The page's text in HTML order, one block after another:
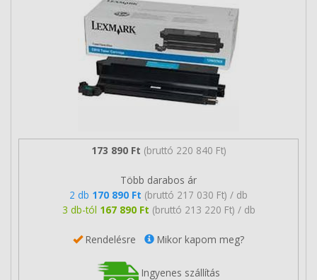
173 890 Ft (bruttó 220 840 Ft)
Több darabos ár
2 db 170 890 Ft (bruttó 217 030 Ft) / db
3 db-tól 167 890 Ft (bruttó 213 220 Ft) / db
Rendelésre Mikor kapom meg?
Ingyenes szállítás